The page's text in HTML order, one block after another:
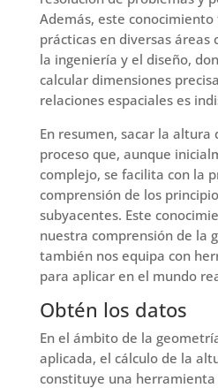
Además, este
prácticas en diversas
la ingeniería y el diseño,
calcular dimensiones
relaciones espaciales es
En resumen, sacar la altura
proceso que, aunque
complejo, se facilita con la
comprensión de los
subyacentes. Este
nuestra comprensión de la
también nos equipa con
para aplicar en el mundo
Obtén los datos
En el ámbito de la
aplicada, el cálculo de la
constituye una herramienta